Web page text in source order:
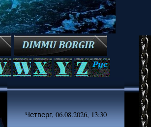
Четверг, 06.08.2026, 13:30